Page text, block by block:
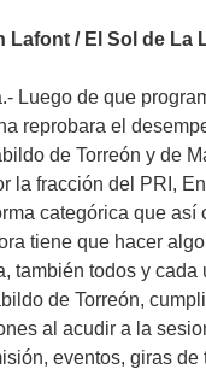
Lafont / El Sol de La
Luego de que
reprobara el
de Torreón y de
la fracción del PRI,
categórica que así
tiene que hacer
también todos y cada
de Torreón,
al acudir a la
eventos, giras de